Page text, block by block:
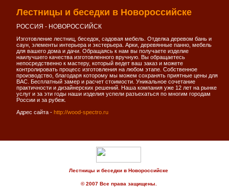
Лестницы и беседки в Новороссийске
РОССИЯ - НОВОРОССИЙСК
Изготовление лестниц, беседок, садовая мебель. Отделка деревом бань и
саун, элементы интерьера и экстерьера. Арки, деревянные панно, мебель
для вашего дома и дачи. Обращаясь к нам вы получаете изделие
наилучшего качества изготовленного вручную. Вы обращаетесь
непосредственно к мастеру, который ведет ваш заказ и можете
контролировать процесс изготовления на любом этапе. Собственное
производство, благодаря которому мы можем сохранять приятные цены для
ВАС. Бесплатный замер и расчет стоимости. Уникальное сочетание
практичности и дизайнерских решений. Наша компания уже 12 лет на рынке
услуг и за эти годы наши изделия успели разъехаться по многим городам
России и за рубеж.
Адрес сайта - http://wood-spectro.ru
Лестницы и беседки в Новороссийске
© 2007 Все права защищены.